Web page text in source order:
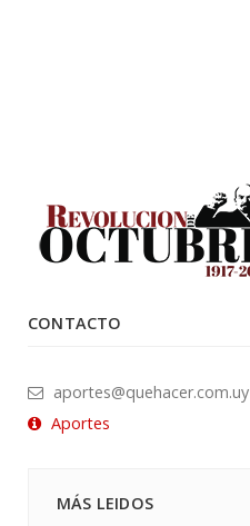
CONTACTO
aportes@quehacer.com.uy
Aportes
MÁS LEIDOS